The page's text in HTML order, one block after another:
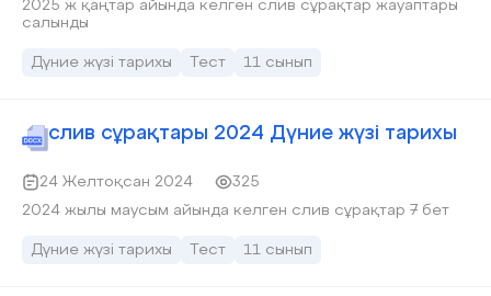
2025 ж қаңтар айында келген слив сұрақтар жауаптары
салынды
Дүние жүзі тарихы Тест 11 сынып
слив сұрақтары 2024 Дүние жүзі тарихы
24 Желтоқсан 2024
325
2024 жылы маусым айында келген слив сұрақтар 7 бет
Дүние жүзі тарихы Тест 11 сынып